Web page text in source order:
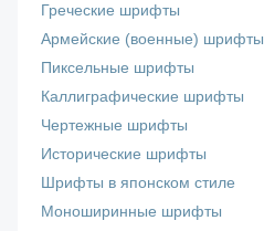
Греческие шрифты
Армейские (военные) шрифты
Пиксельные шрифты
Каллиграфические шрифты
Чертежные шрифты
Исторические шрифты
Шрифты в японском стиле
Моноширинные шрифты